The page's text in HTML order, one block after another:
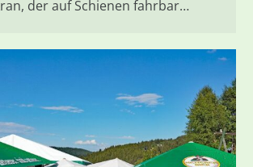
der auf Schienen fahrbar…